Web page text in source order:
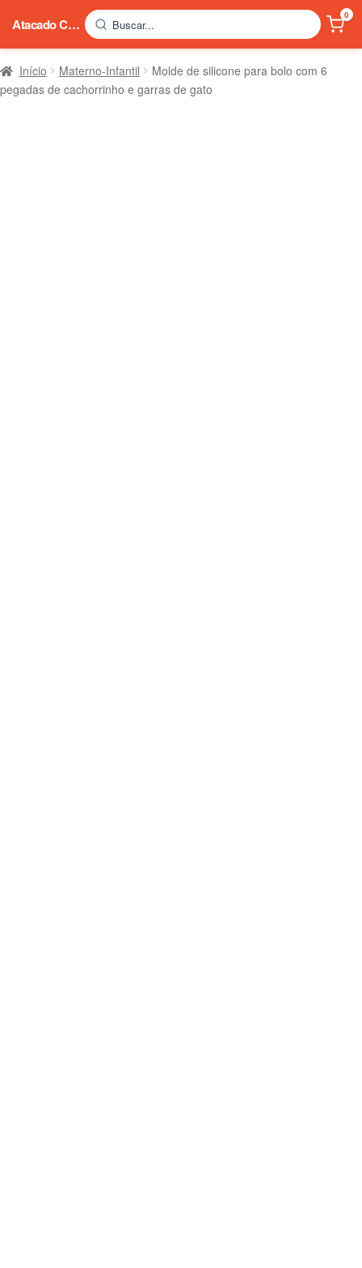
Início Materno-Infantil
Molde de silicone para bolo com 6
pegadas de cachorrinho e garras de gato
Atacado China Buscar...
0